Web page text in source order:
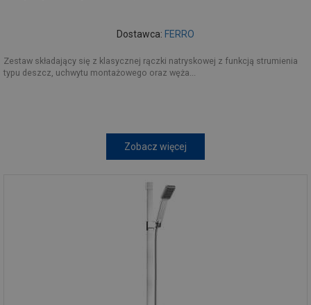
Dostawca: FERRO
Zestaw składający się z klasycznej rączki natryskowej z funkcją strumienia
typu deszcz, uchwytu montażowego oraz węża...
Zobacz więcej